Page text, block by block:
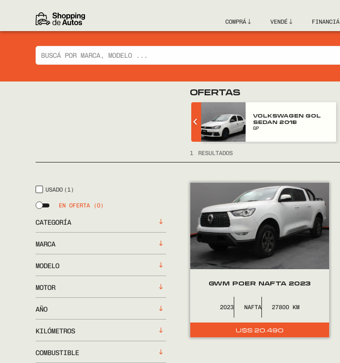
COMPRÁ VENDÉ FINANCIÁ
OFERTAS
VOLKSWAGEN GOL
SEDAN 2018
GP
1 RESULTADOS
USADO (1)
EN OFERTA (0)
CATEGORÍA
MARCA
MODELO
MOTOR
AÑO
KILÓMETROS
COMBUSTIBLE
GWM POER NAFTA 2023
2023 NAFTA 27800
U$S 20.490